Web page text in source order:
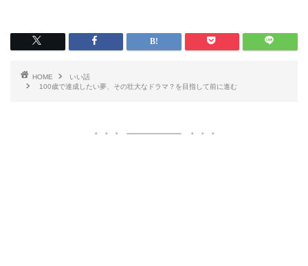
HOME
いい話
100歳で達成したい夢、その壮大なドラマ？を目指して前に進む